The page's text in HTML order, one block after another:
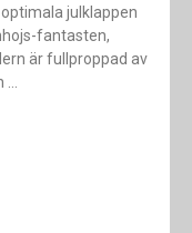
julklappen
fantasten,
är fullproppad av